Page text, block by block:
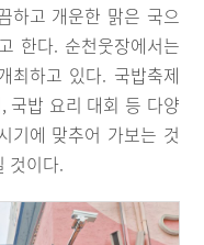
하고 개운한 맑은 국으
한다. 순천웃장에서는
최하고 있다. 국밥축제
국밥 요리 대회 등 다양
기에 맞추어 가보는 것
것이다.